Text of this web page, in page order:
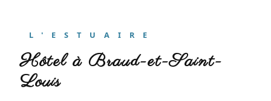
L'ESTUAIRE
hôtel à Braud-et-Saint-
Louis